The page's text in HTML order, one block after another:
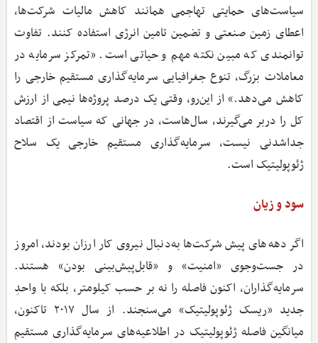
سیاست‌های حمایتی تهاجمی همانند کاهش مالیات شرکت‌ها،
اعطای زمین صنعتی و تضمین تامین انرژی استفاده کنند. تفاوت
توانمندی که مبین نکته مهم و حیاتی است. «تمرکز سرمایه در
معاملات بزرگ، تنوع جغرافیایی سرمایه‌گذاری مستقیم خارجی را
کاهش می‌دهد.» از این‌رو، وقتی یک درصد پروژه‌ها نیمی از ارزش
کل را دربر می‌گیرند، سال‌هاست، در جهانی که سیاست از اقتصاد
جداشدنی نیست، سرمایه‌گذاری مستقیم خارجی یک سلاح
ژئوپولیتیک است.
سود و زیان
اگر دهه‌های پیش شرکت‌ها به‌دنبال نیروی کار ارزان بودند، امروز
در جست‌وجوی «امنیت» و «قابل‌پیش‌بینی بودن» هستند.
سرمایه‌گذاران، اکنون فاصله را نه بر حسب کیلومتر، بلکه با واحدِ
جدید «ریسک ژئوپولیتیک» می‌سنجند. از سال ۲۰۱۷ تاکنون،
میانگین فاصله ژئوپولیتیک در اطلاعیه‌های سرمایه‌گذاری مستقیم